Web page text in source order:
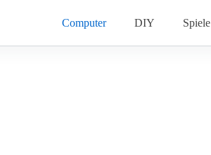
Computer DIY Spiele